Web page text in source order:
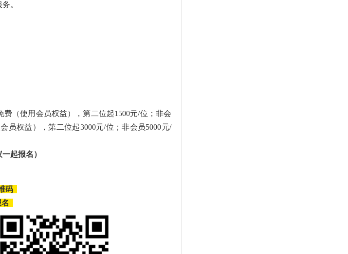
。
（使用会员权益），第二位起1500元/位；非会
员权益），第二位起3000元/位；非会员5000元/
起报名）
码